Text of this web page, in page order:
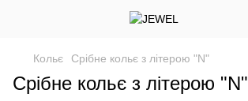
Кольє Срібне кольє з літерою "N"
Срібне кольє з літерою "N"